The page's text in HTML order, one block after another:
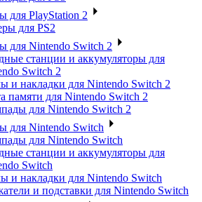
для PlayStation 2
для PS2
для Nintendo Switch 2
станции и аккумуляторы для
Switch 2
и накладки для Nintendo Switch 2
памяти для Nintendo Switch 2
для Nintendo Switch 2
для Nintendo Switch
для Nintendo Switch
станции и аккумуляторы для
Switch
и накладки для Nintendo Switch
и подставки для Nintendo Switch